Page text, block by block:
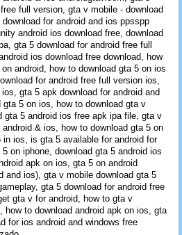
full version, gta v mobile - download
for android and ios ppsspp
android ios download free, download
gta 5 download for android free full
ios download free download, how
android, how to download gta 5 on ios
for android free full version ios,
gta 5 apk download for android and
5 on ios, how to download gta v
gta 5 android ios free apk ipa file, gta v
& ios, how to download gta 5 on
ios, is gta 5 available for android for
on iphone, download gta 5 android ios
apk on ios, gta 5 on android
and ios), gta v mobile download gta 5
gta 5 download for android free
gta v for android, how to gta v
how to download android apk on ios, gta
for ios android and windows free